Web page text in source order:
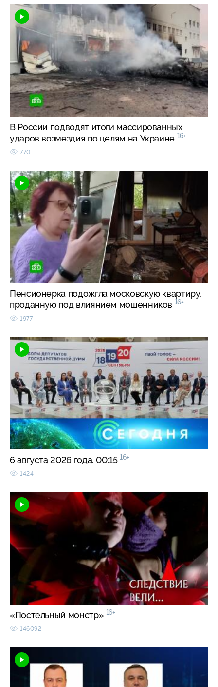
В России подводят итоги массированных
ударов возмездия по целям на Украине 16+
770
Пенсионерка подожгла московскую квартиру,
проданную под влиянием мошенников 16+
1977
6 августа 2026 года. 00:15 16+
1424
«Постельный монстр» 16+
146092